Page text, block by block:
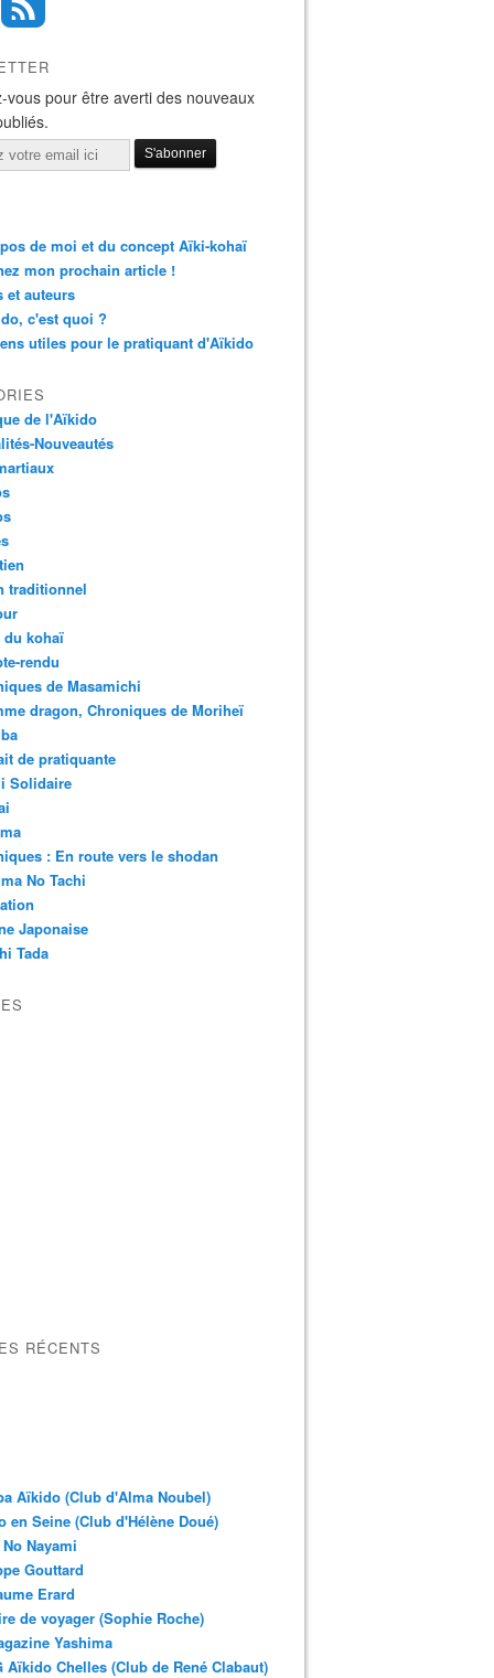
vous pour être averti des nouveaux
de moi et du concept Aïki-kohaï
mon prochain article !
et auteurs
c'est quoi ?
utiles pour le pratiquant d'Aïkido
de l'Aïkido
Nouveautés
traditionnel
du kohaï
rendu
de Masamichi
dragon, Chroniques de Moriheï
de pratiquante
Solidaire
: En route vers le shodan
No Tachi
Japonaise
Tada
RÉCENTS
Aïkido (Club d'Alma Noubel)
en Seine (Club d'Hélène Doué)
Nayami
Gouttard
Erard
de voyager (Sophie Roche)
Yashima
Aïkido Chelles (Club de René Clabaut)